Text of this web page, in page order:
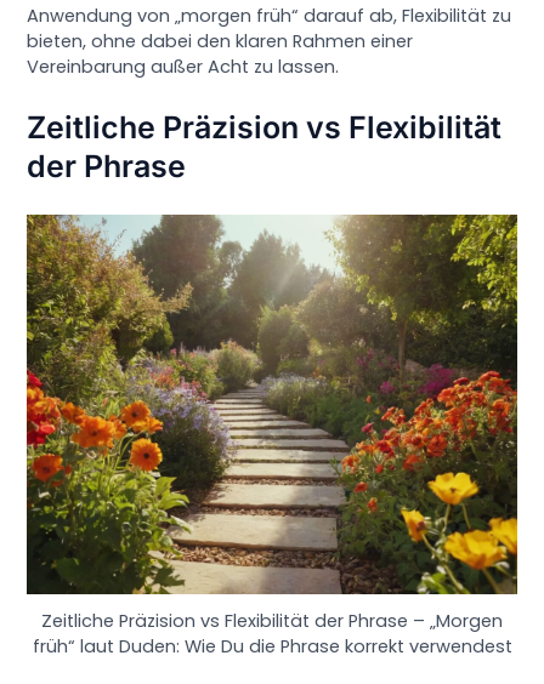
Anwendung von „morgen früh“ darauf ab, Flexibilität zu
bieten, ohne dabei den klaren Rahmen einer
Vereinbarung außer Acht zu lassen.
Zeitliche Präzision vs Flexibilität
der Phrase
Zeitliche Präzision vs Flexibilität der Phrase – „Morgen
früh“ laut Duden: Wie Du die Phrase korrekt verwendest